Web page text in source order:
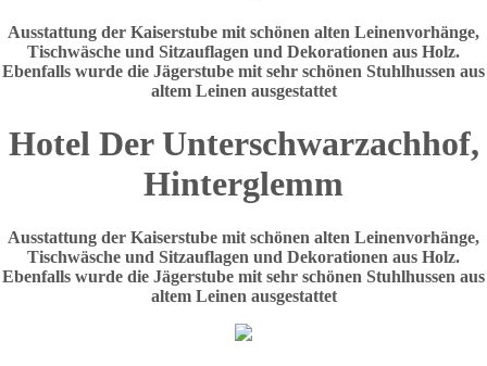
Ausstattung der Kaiserstube mit schönen alten Leinenvorhänge,
Tischwäsche und Sitzauflagen und Dekorationen aus Holz.
Ebenfalls wurde die Jägerstube mit sehr schönen Stuhlhussen aus
altem Leinen ausgestattet
Hotel Der Unterschwarzachhof,
Hinterglemm
Ausstattung der Kaiserstube mit schönen alten Leinenvorhänge,
Tischwäsche und Sitzauflagen und Dekorationen aus Holz.
Ebenfalls wurde die Jägerstube mit sehr schönen Stuhlhussen aus
altem Leinen ausgestattet